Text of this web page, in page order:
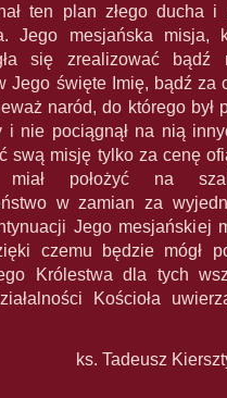
ten plan złego ducha i
Jego mesjańska misja,
się zrealizować bądź
Jego święte Imię, bądź za
naród, do którego był
i nie pociągnął na nią
swą misję tylko za cenę
miał położyć na
w zamian za
Jego mesjańskiej
czemu będzie mógł
Królestwa dla tych
Kościoła
ks. Tadeusz